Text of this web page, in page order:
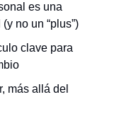
es una
no un “plus”)
clave para
más allá del